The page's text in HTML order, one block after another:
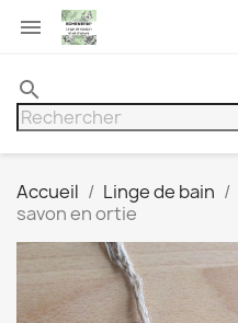

search
Accueil Linge de bain
savon en ortie